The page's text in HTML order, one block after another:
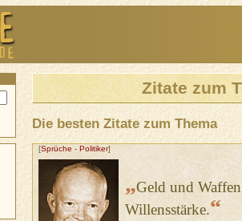
Zitate zum
Die besten Zitate zum Thema
[Sprüche - Politiker]
„Geld und
Willensstärke.“